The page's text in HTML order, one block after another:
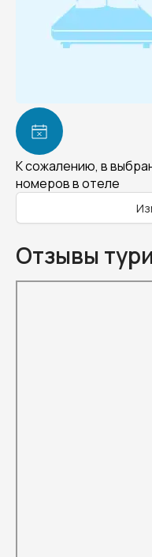
К сожалению, в
номеров в отеле
Отзывы